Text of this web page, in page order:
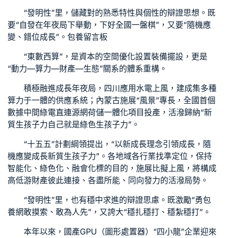
“發明性”里，儲藏對的熟悉特性與個性的辯證思想。既
要“自發在年夜局下舉動，下好全國一盤棋”，又要“隨機應
變、錯位成長”。 包養留言板
“東數西算”，是資本的空間優化設置裝備擺設，更是
“動力—算力—財產—生態”關系的體系重構。
積極融進成長年夜局，四川應用水電上風，建成集多種
算力于一體的供應系統；內蒙古施展“風景”專長，全國首個
數據中間綠電直連源網荷儲一體化項目投產，活潑歸納“新
質生孩子力自己就是綠色生孩子力”。
“十五五”計劃綱領提出，“以新成長理念引領成長，隨
機應變成長新質生孩子力”。各地域各行業找準定位，保持
智能化、綠色化、融會化標的目的，施展比擬上風，將構成
高低游財產彼此連接、各盡所能、同向發力的活潑局勢。
“發明性”里，也有穩中求進的辯證思慮。既激勵“勇包
養網敢摸索、敢為人先”，又誇大“穩扎穩打、穩紮穩打”。
本年以來，國產GPU（圖形處置器）“四小龍”企業迎來